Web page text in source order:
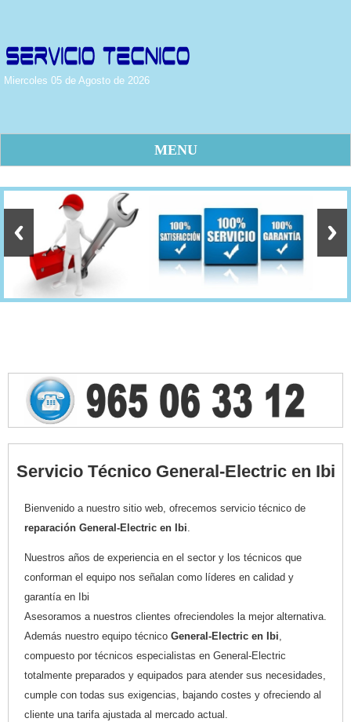
Miercoles 05 de Agosto de 2026
MENU
Servicio Técnico General-Electric en Ibi
Bienvenido a nuestro sitio web, ofrecemos servicio técnico de
reparación General-Electric en Ibi.
Nuestros años de experiencia en el sector y los técnicos que
conforman el equipo nos señalan como líderes en calidad y
garantía en Ibi
Asesoramos a nuestros clientes ofreciendoles la mejor alternativa.
Además nuestro equipo técnico General-Electric en Ibi,
compuesto por técnicos especialistas en General-Electric
totalmente preparados y equipados para atender sus necesidades,
cumple con todas sus exigencias, bajando costes y ofreciendo al
cliente una tarifa ajustada al mercado actual.